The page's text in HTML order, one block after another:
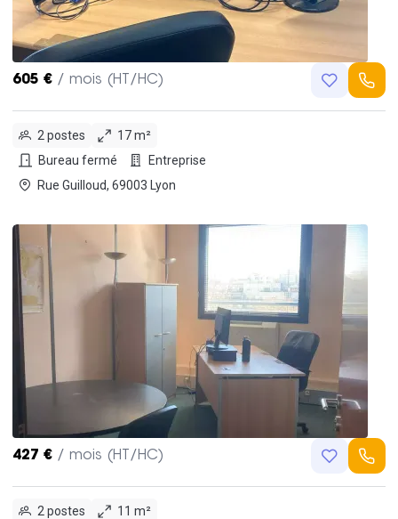
605 € / mois (HT/HC)
2 postes
17 m²
Bureau fermé
Entreprise
Rue Guilloud, 69003 Lyon
427 € / mois (HT/HC)
2 postes
11 m²